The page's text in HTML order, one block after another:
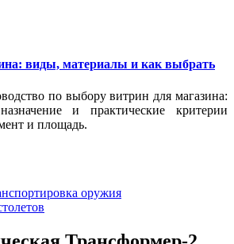
виды, материалы и как выбрать
по выбору витрин для магазина:
и практические критерии
и площадь.
оружия